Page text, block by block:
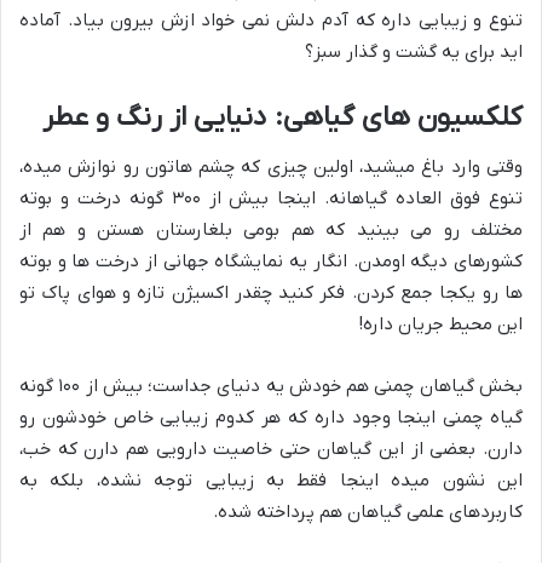
تنوع و زیبایی داره که آدم دلش نمی خواد ازش بیرون بیاد. آماده
اید برای یه گشت و گذار سبز؟
کلکسیون های گیاهی: دنیایی از رنگ و عطر
وقتی وارد باغ میشید، اولین چیزی که چشم هاتون رو نوازش میده،
تنوع فوق العاده گیاهانه. اینجا بیش از ۳۰۰ گونه درخت و بوته
مختلف رو می بینید که هم بومی بلغارستان هستن و هم از
کشورهای دیگه اومدن. انگار یه نمایشگاه جهانی از درخت ها و بوته
ها رو یکجا جمع کردن. فکر کنید چقدر اکسیژن تازه و هوای پاک تو
این محیط جریان داره!
بخش گیاهان چمنی هم خودش یه دنیای جداست؛ بیش از ۱۰۰ گونه
گیاه چمنی اینجا وجود داره که هر کدوم زیبایی خاص خودشون رو
دارن. بعضی از این گیاهان حتی خاصیت دارویی هم دارن که خب،
این نشون میده اینجا فقط به زیبایی توجه نشده، بلکه به
کاربردهای علمی گیاهان هم پرداخته شده.